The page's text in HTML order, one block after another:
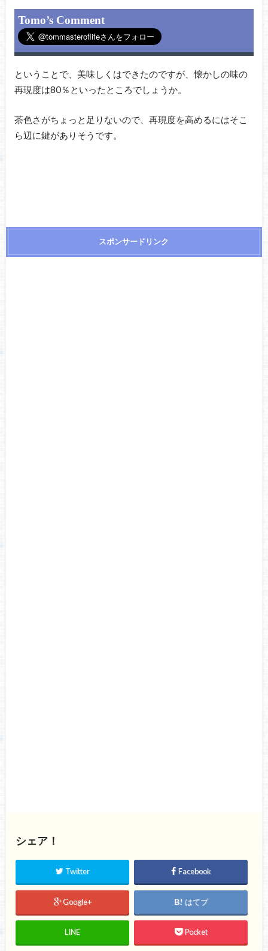
Tomo’s Comment
ということで、美味しくはできたのですが、懐かしの味の
再現度は80％といったところでしょうか。
茶色さがちょっと足りないので、再現度を高めるにはそこ
ら辺に鍵がありそうです。
スポンサードリンク
シェア！
Twitter Facebook
Google+ はてブ
LINE Pocket